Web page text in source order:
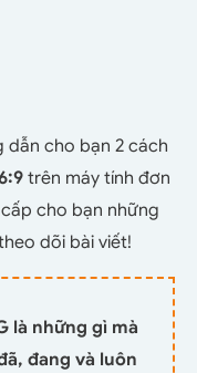
dẫn cho bạn 2 cách
trên máy tính đơn
cho bạn những
dõi bài viết!
là những gì mà
đang và luôn